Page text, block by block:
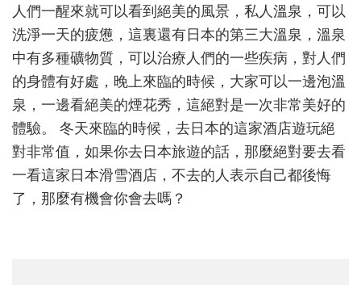
家
日
本
滑
雪
酒
店
會
後
悔
人們一醒來就可以看到絕美的風景，私人溫泉，可以
洗淨一天的疲憊，這裏還有日本的第三大溫泉，溫泉
中有多種礦物質，可以治療人們的一些疾病，對人們
的身體有好處，晚上來臨的時候，大家可以一邊泡溫
泉，一邊看絕美的煙花秀，這絕對是一次非常美好的
體驗。 冬天來臨的時候，去日本的這家酒店遊玩絕
對非常值，如果你去日本旅遊的話，那麼絕對要去看
一看這家日本滑雪酒店，不去的人表示自己都後悔
了，那麼有機會你會去嗎？